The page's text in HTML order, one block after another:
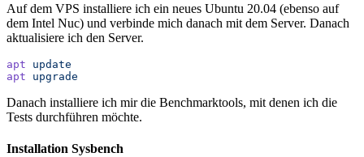
Auf dem VPS installiere ich ein neues Ubuntu 20.04 (ebenso auf
dem Intel Nuc) und verbinde mich danach mit dem Server. Danach
aktualisiere ich den Server.
apt update
apt upgrade
Danach installiere ich mir die Benchmarktools, mit denen ich die
Tests durchführen möchte.
Installation Sysbench